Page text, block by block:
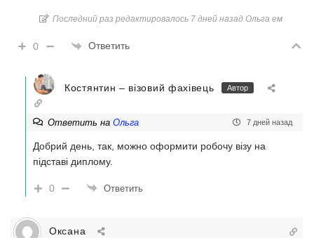
Последний раз редактировалось 7 дней назад Ольга ем
0 Ответить
Костянтин – візовий фахівець Автор
Ответить на Ольга 7 дней назад
Добрий день, так, можно оформити робочу візу на
підставі диплому.
0 Ответить
Оксана